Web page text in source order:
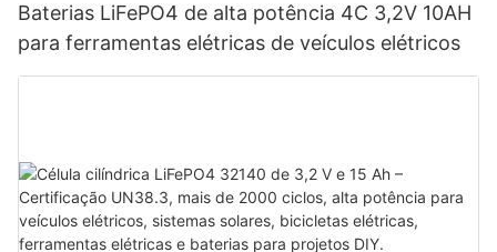
Baterias LiFePO4 de alta potência 4C 3,2V 10AH
para ferramentas elétricas de veículos elétricos